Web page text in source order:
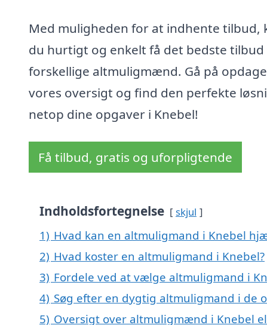
Med muligheden for at indhente tilbud,
du hurtigt og enkelt få det bedste tilbud
forskellige altmuligmænd. Gå på
vores oversigt og find den perfekte
netop dine opgaver i Knebel!
Få tilbud, gratis og uforpligtende
Indholdsfortegnelse skjul
1) Hvad kan en altmuligmand i Knebel
2) Hvad koster en altmuligmand i Knebel?
3) Fordele ved at vælge altmuligmand i
4) Søg efter en dygtig altmuligmand i de
5) Oversigt over altmuligmænd i Knebel